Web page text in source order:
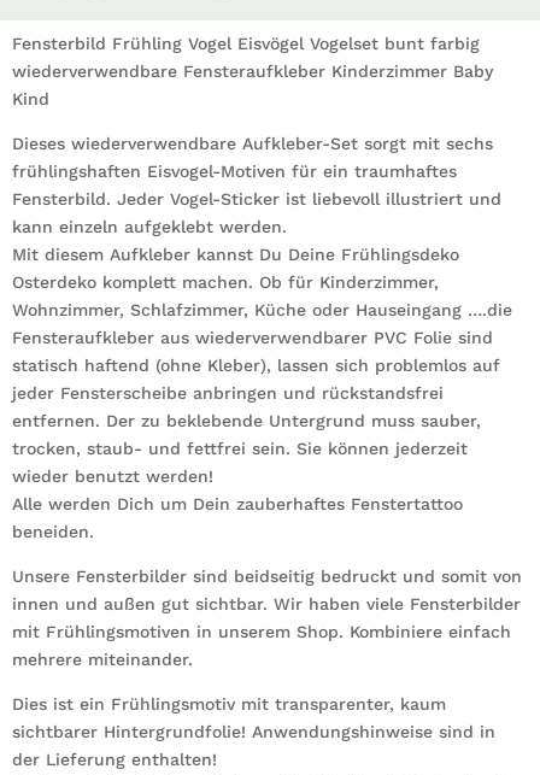
Fensteraufkleber
Kinderzimmer
Baby
Menge
Fensterbild Frühling Vogel Eisvögel Vogelset bunt farbig
wiederverwendbare Fensteraufkleber Kinderzimmer Baby
Kind
Dieses wiederverwendbare Aufkleber-Set sorgt mit sechs
frühlingshaften Eisvogel-Motiven für ein traumhaftes
Fensterbild. Jeder Vogel-Sticker ist liebevoll illustriert und
kann einzeln aufgeklebt werden.
Mit diesem Aufkleber kannst Du Deine Frühlingsdeko
Osterdeko komplett machen. Ob für Kinderzimmer,
Wohnzimmer, Schlafzimmer, Küche oder Hauseingang ….die
Fensteraufkleber aus wiederverwendbarer PVC Folie sind
statisch haftend (ohne Kleber), lassen sich problemlos auf
jeder Fensterscheibe anbringen und rückstandsfrei
entfernen. Der zu beklebende Untergrund muss sauber,
trocken, staub- und fettfrei sein. Sie können jederzeit
wieder benutzt werden!
Alle werden Dich um Dein zauberhaftes Fenstertattoo
beneiden.
Unsere Fensterbilder sind beidseitig bedruckt und somit von
innen und außen gut sichtbar. Wir haben viele Fensterbilder
mit Frühlingsmotiven in unserem Shop. Kombiniere einfach
mehrere miteinander.
Dies ist ein Frühlingsmotiv mit transparenter, kaum
sichtbarer Hintergrundfolie! Anwendungshinweise sind in
der Lieferung enthalten!